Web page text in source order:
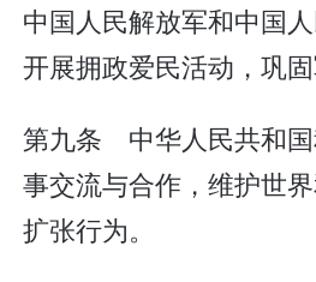
中国人民解放军和中国
开展拥政爱民活动，巩固
第九条 中华人民共和
事交流与合作，维护世
扩张行为。